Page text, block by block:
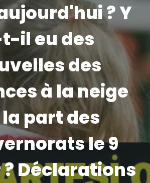
? Y
il eu des
des
à la neige
part des
le 9
Déclarations